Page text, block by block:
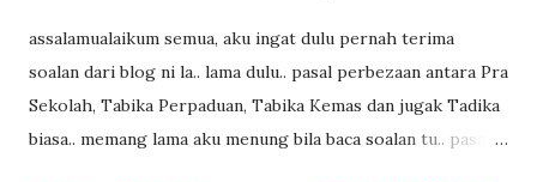
assalamualaikum semua, aku ingat dulu pernah terima
soalan dari blog ni la.. lama dulu.. pasal perbezaan antara Pra
Sekolah, Tabika Perpaduan, Tabika Kemas dan jugak Tadika
biasa.. memang lama aku menung bila baca soalan tu.. pasal